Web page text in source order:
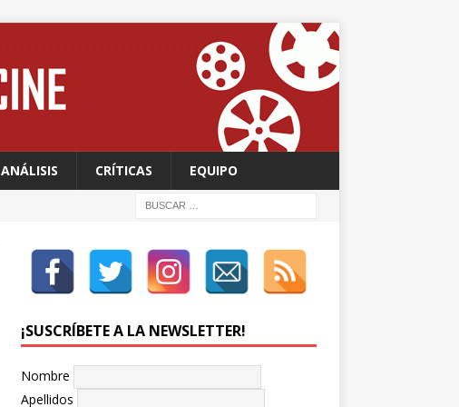
ANÁLISIS CRÍTICAS EQUIPO
¡SUSCRÍBETE A LA NEWSLETTER!
Nombre
Apellidos